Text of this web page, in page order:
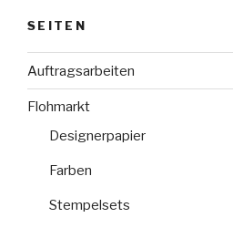
SEITEN
Auftragsarbeiten
Flohmarkt
Designerpapier
Farben
Stempelsets